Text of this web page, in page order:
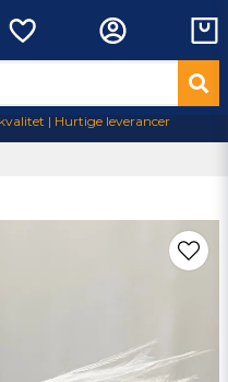
| Hurtige leverancer